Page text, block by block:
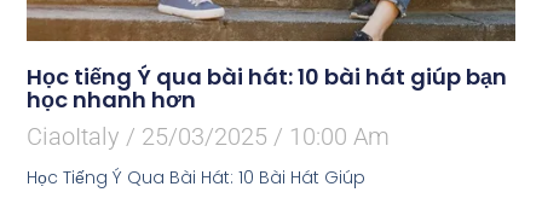
Học tiếng Ý qua bài hát: 10 bài hát giúp bạn
học nhanh hơn
CiaoItaly 25/03/2025 10:00 Am
Học Tiếng Ý Qua Bài Hát: 10 Bài Hát Giúp